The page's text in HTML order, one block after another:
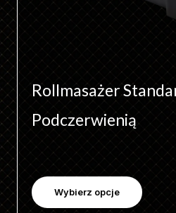
Rollmasażer
Podczerwienią
Wybierz opcje